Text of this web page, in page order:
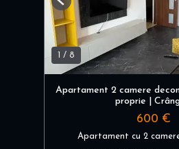
1 / 8
Previous
Apartament 2 camere
proprie |
600 €
Apartament cu 2